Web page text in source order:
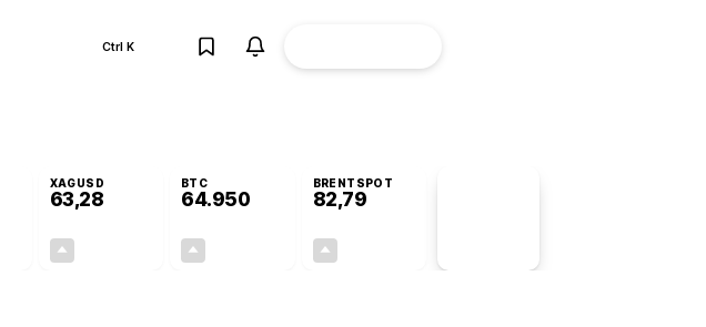
Ctrl K
XAGUSD
63,28
BTC
64.950
BRENTSPOT
82,79